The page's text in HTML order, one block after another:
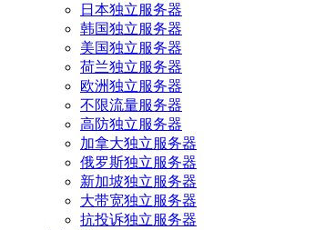
日本独立服务器
韩国独立服务器
美国独立服务器
荷兰独立服务器
欧洲独立服务器
不限流量服务器
高防独立服务器
加拿大独立服务器
俄罗斯独立服务器
新加坡独立服务器
大带宽独立服务器
抗投诉独立服务器